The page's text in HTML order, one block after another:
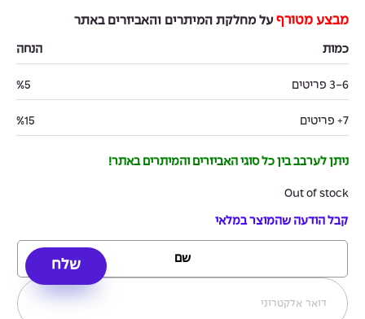
מבצע מטורף על מחלקת המיתרים והאביזרים באתר
כמות הנחה
3-6 פריטים %5
7+ פריטים %15
ניתן לערבב בין כל סוגי האביזרים והמיתרים באתר!
Out of stock
קבל הודעה שהמוצר במלאי